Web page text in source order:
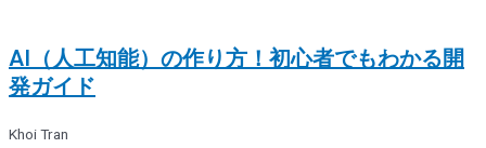
AI（人工知能）の作り方！初心者でもわかる開
発ガイド
Khoi Tran